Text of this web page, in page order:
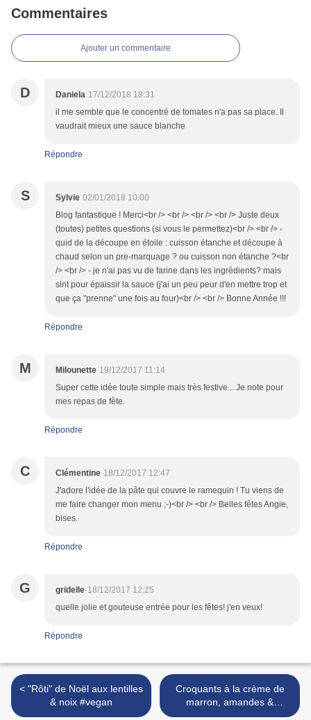
Commentaires
Ajouter un commentaire
D Daniela 17/12/2018 18:31
il me semble que le concentré de tomates n'a pas sa place. Il
vaudrait mieux une sauce blanche
Répondre
S Sylvie 02/01/2018 10:00
Blog fantastique ! Merci<br /> <br /> <br /> <br /> Juste deux
(toutes) petites questions (si vous le permettez)<br /> <br /> -
quid de la découpe en étoile : cuisson étanche et découpe à
chaud selon un pre-marquage ? ou cuisson non étanche ?<br
/> <br /> - je n'ai pas vu de farine dans les ingrédients? mais
slnt pour épaissir la sauce (j'ai un peu peur d'en mettre trop et
que ça "prenne" une fois au four)<br /> <br /> Bonne Année !!!
Répondre
M Milounette 19/12/2017 11:14
Super cette idée toute simple mais très festive... Je note pour
mes repas de fête.
Répondre
C Clémentine 18/12/2017 12:47
J'adore l'idée de la pâte qui couvre le ramequin ! Tu viens de
me faire changer mon menu ;-)<br /> <br /> Belles fêtes Angie,
bises.
Répondre
G gridelle 18/12/2017 12:25
quelle jolie et gouteuse entrée pour les fêtes! j'en veux!
Répondre
< "Rôti" de Noël aux lentilles
& noix #vegan
Croquants à la crème de
marron, amandes &
marrons glacés #Noël